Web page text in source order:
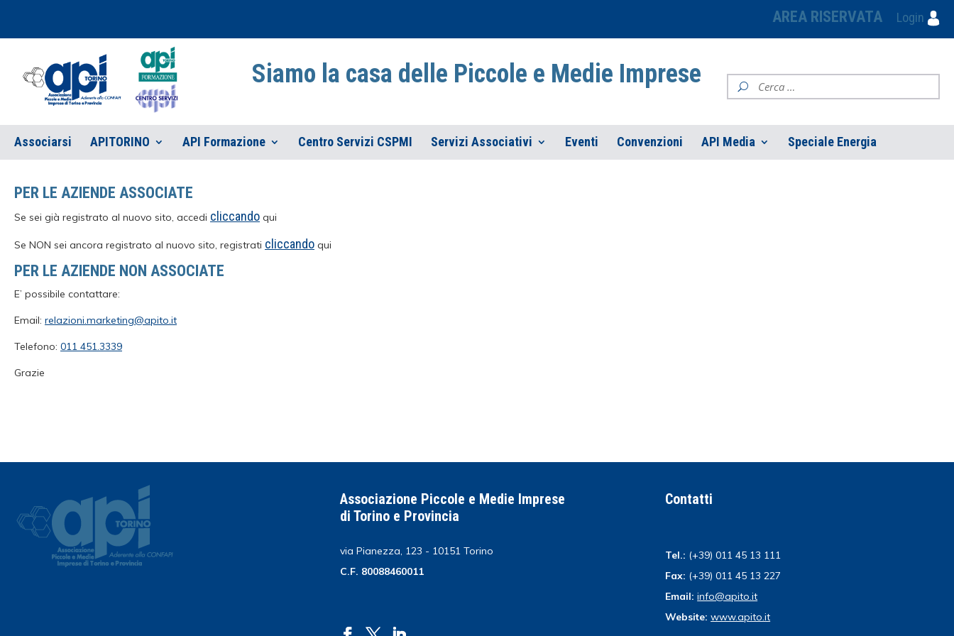
AREA RISERVATA Login
Siamo la casa delle Piccole e Medie Imprese
Associarsi APITORINO API Formazione Centro Servizi CSPMI Servizi Associativi Eventi Convenzioni API Media Speciale Energia
PER LE AZIENDE ASSOCIATE
Se sei già registrato al nuovo sito, accedi cliccando qui
Se NON sei ancora registrato al nuovo sito, registrati cliccando qui
PER LE AZIENDE NON ASSOCIATE
E’ possibile contattare:
Email: relazioni.marketing@apito.it
Telefono: 011 451.3339
Grazie
Associazione Piccole e Medie Imprese
di Torino e Provincia
via Pianezza, 123 - 10151 Torino
C.F. 80088460011
Contatti
Tel.: (+39) 011 45 13 111
Fax: (+39) 011 45 13 227
Email: info@apito.it
Website: www.apito.it